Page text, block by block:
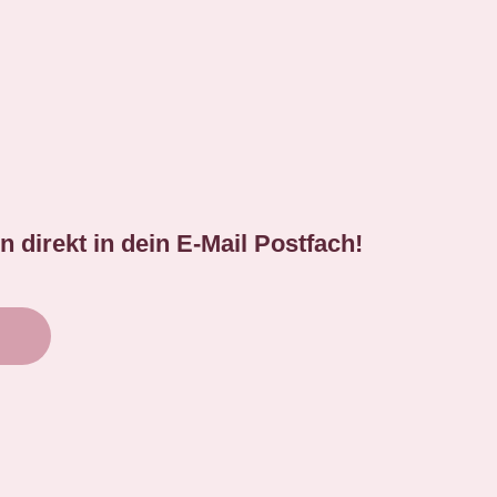
direkt in dein E-Mail Postfach!